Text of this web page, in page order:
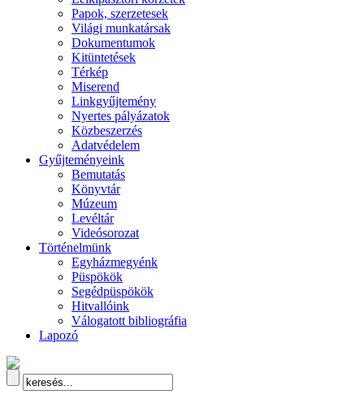
Papok, szerzetesek
Világi munkatársak
Dokumentumok
Kitüntetések
Térkép
Miserend
Linkgyűjtemény
Nyertes pályázatok
Közbeszerzés
Adatvédelem
Gyűjteményeink
Bemutatás
Könyvtár
Múzeum
Levéltár
Videósorozat
Történelmünk
Egyházmegyénk
Püspökök
Segédpüspökök
Hitvallóink
Válogatott bibliográfia
Lapozó